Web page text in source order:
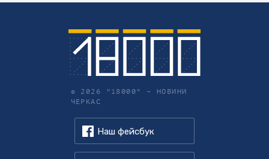
© 2026 "18000" – НОВИНИ
ЧЕРКАС
Наш фейсбук